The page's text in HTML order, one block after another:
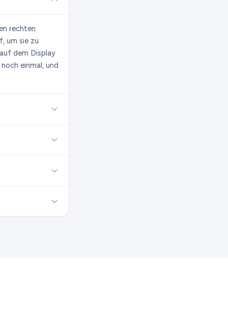
rechten
um sie zu
dem Display
einmal, und